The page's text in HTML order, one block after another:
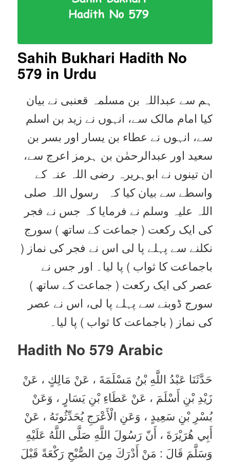
Sahih Bukhari Hadith No
579 in Urdu
ہم سے عبداللہ بن مسلمہ قعنبی نے بیان
کیا امام مالک سے، انہوں نے زید بن اسلم
سے، انہوں نے عطاء بن یسار اور بسر بن
سعید اور عبدالرحمٰن بن ہرمز اعرج سے،
ان تینوں نے ابوہریرہ رضی اللہ عنہ کے
واسطے سے بیان کیا کہ رسول اللہ صلی
اللہ علیہ وسلم نے فرمایا کہ جس نے فجر
کی ایک رکعت ( جماعت کے ساتھ ) سورج
نکلنے سے پہلے پا لی اس نے فجر کی نماز (
باجماعت کا ثواب ) پا لیا۔ اور جس نے
عصر کی ایک رکعت ( جماعت کے ساتھ )
سورج ڈوبنے سے پہلے پا لی، اس نے عصر
کی نماز ( باجماعت کا ثواب ) پا لیا۔
Hadith No 579 Arabic
حَدَّثَنَا عَبْدُ اللَّهِ بْنُ مَسْلَمَةَ ، عَنْ مَالِكٍ ، عَنْ
زَيْدِ بْنِ أَسْلَمَ ، عَنْ عَطَاءِ بْنِ يَسَارٍ ، وَعَنْ
بُسْرِ بْنِ سَعِيدٍ ، وَعَنِ الْأَعْرَجِ يُحَدِّثُونَهُ ، عَنْ
أَبِي هُرَيْرَةَ ، أَنّ رَسُولَ اللَّهِ صَلَّى اللَّهُ عَلَيْهِ
وَسَلَّمَ قَالَ : مَنْ أَدْرَكَ مِنَ الصُّبْحِ رَكْعَةً قَبْلَ